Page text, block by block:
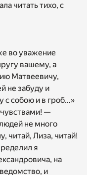
читать тихо, с
во уважение
вашему, а
Матвеевичу,
не забуду и
с собою и в гроб…»
—
не много
читай, Лиза, читай!
я
на
и